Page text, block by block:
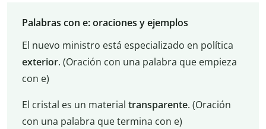
Palabras con e: oraciones y ejemplos
El nuevo ministro está especializado en política
exterior. (Oración con una palabra que empieza
con e)
El cristal es un material transparente. (Oración
con una palabra que termina con e)